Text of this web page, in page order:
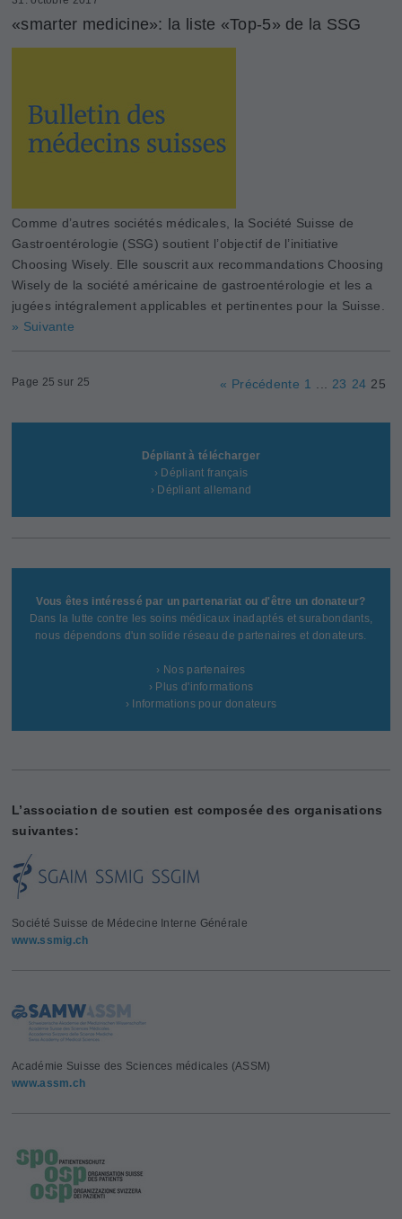
«smarter medicine»: la liste «Top-5» de la SSG
Comme d’autres sociétés médicales, la Société Suisse de
Gastroentérologie (SSG) soutient l’objectif de l’initiative
Choosing Wisely. Elle souscrit aux recommandations Choosing
Wisely de la société américaine de gastroentérologie et les a
jugées intégralement applicables et pertinentes pour la Suisse.
» Suivante
Page 25 sur 25 « Précédente 1 23 24 25
Dépliant à télécharger
› Dépliant français
› Dépliant allemand
Vous êtes intéressé par un partenariat ou d'être un donateur?
Dans la lutte contre les soins médicaux inadaptés et surabondants,
nous dépendons d'un solide réseau de partenaires et donateurs.
› Nos partenaires
› Plus d'informations
› Informations pour donateurs
L’association de soutien est composée des organisations
suivantes:
Société Suisse de Médecine Interne Générale
www.ssmig.ch
Académie Suisse des Sciences médicales (ASSM)
www.assm.ch